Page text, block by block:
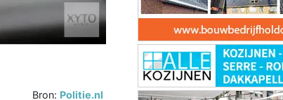
Bron: Politie.nl